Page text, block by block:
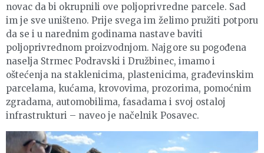
novac da bi okrupnili ove poljoprivredne parcele. Sad
im je sve uništeno. Prije svega im želimo pružiti potporu
da se i u narednim godinama nastave baviti
poljoprivrednom proizvodnjom. Najgore su pogođena
naselja Strmec Podravski i Družbinec, imamo i
oštećenja na staklenicima, plastenicima, građevinskim
parcelama, kućama, krovovima, prozorima, pomoćnim
zgradama, automobilima, fasadama i svoj ostaloj
infrastrukturi – naveo je načelnik Posavec.